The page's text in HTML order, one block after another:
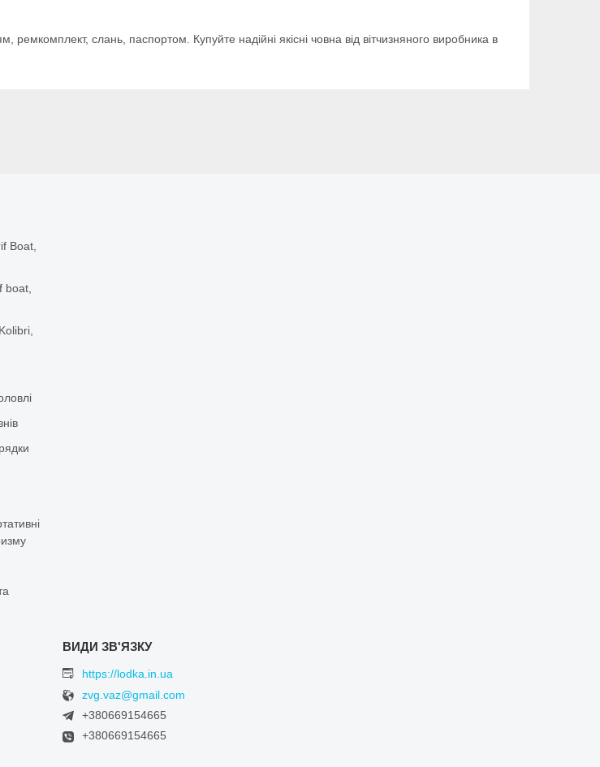
слань, паспортом. Купуйте надійні якісні човна від вітчизняного виробника в
Boat,
boat,
https://lodka.in.ua
zvg.vaz@gmail.com
+380669154665
+380669154665